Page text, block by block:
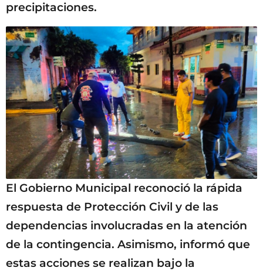
precipitaciones.
El Gobierno Municipal reconoció la rápida
respuesta de Protección Civil y de las
dependencias involucradas en la atención
de la contingencia. Asimismo, informó que
estas acciones se realizan bajo la